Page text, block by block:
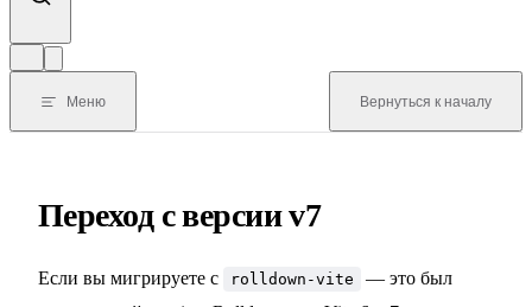
Меню Вернуться к началу
Переход с версии v7
Если вы мигрируете с rolldown-vite
— это был